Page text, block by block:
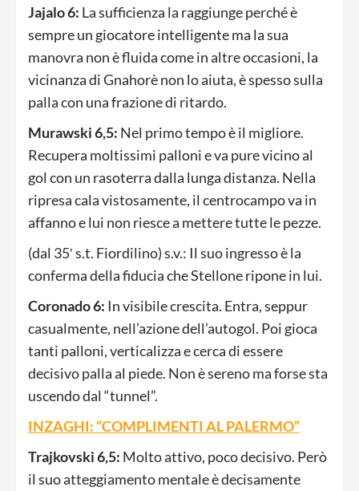
Jajalo 6: La sufficienza la raggiunge perché è
sempre un giocatore intelligente ma la sua
manovra non è fluida come in altre occasioni, la
vicinanza di Gnahorè non lo aiuta, è spesso sulla
palla con una frazione di ritardo.
Murawski 6,5: Nel primo tempo è il migliore.
Recupera moltissimi palloni e va pure vicino al
gol con un rasoterra dalla lunga distanza. Nella
ripresa cala vistosamente, il centrocampo va in
affanno e lui non riesce a mettere tutte le pezze.
(dal 35′ s.t. Fiordilino) s.v.: Il suo ingresso è la
conferma della fiducia che Stellone ripone in lui.
Coronado 6: In visibile crescita. Entra, seppur
casualmente, nell’azione dell’autogol. Poi gioca
tanti palloni, verticalizza e cerca di essere
decisivo palla al piede. Non è sereno ma forse sta
uscendo dal “tunnel”.
INZAGHI: “COMPLIMENTI AL PALERMO”
Trajkovski 6,5: Molto attivo, poco decisivo. Però
il suo atteggiamento mentale è decisamente